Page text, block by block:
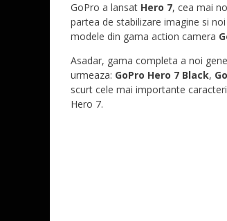
GoPro a lansat Hero 7, cea mai
partea de stabilizare imagine si
modele din gama action camera
Asadar, gama completa a noi
urmeaza: GoPro Hero 7 Black,
scurt cele mai importante
Hero 7.